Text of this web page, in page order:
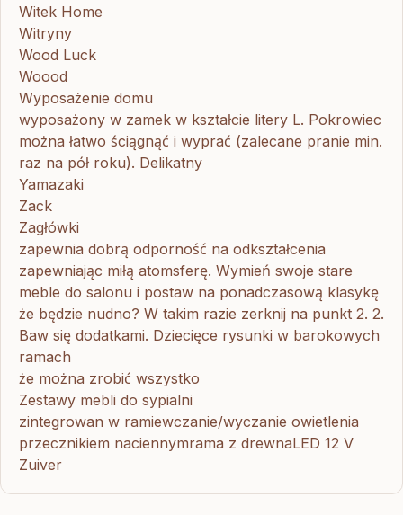
Witek Home
Witryny
Wood Luck
Woood
Wyposażenie domu
wyposażony w zamek w kształcie litery L. Pokrowiec
można łatwo ściągnąć i wyprać (zalecane pranie min.
raz na pół roku). Delikatny
Yamazaki
Zack
Zagłówki
zapewnia dobrą odporność na odkształcenia
zapewniając miłą atomsferę. Wymień swoje stare
meble do salonu i postaw na ponadczasową klasykę
że będzie nudno? W takim razie zerknij na punkt 2. 2.
Baw się dodatkami. Dziecięce rysunki w barokowych
ramach
że można zrobić wszystko
Zestawy mebli do sypialni
zintegrowan w ramiewczanie/wyczanie owietlenia
przecznikiem naciennymrama z drewnaLED 12 V
Zuiver